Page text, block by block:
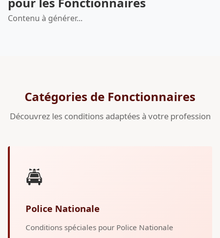
Contenu à générer...
Catégories de Fonctionnaires
Découvrez les conditions adaptées à votre profession
🚔
Police Nationale
Conditions spéciales pour Police Nationale